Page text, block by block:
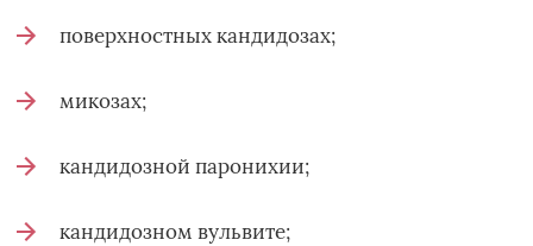
поверхностных кандидозах;
микозах;
кандидозной паронихии;
кандидозном вульвите;